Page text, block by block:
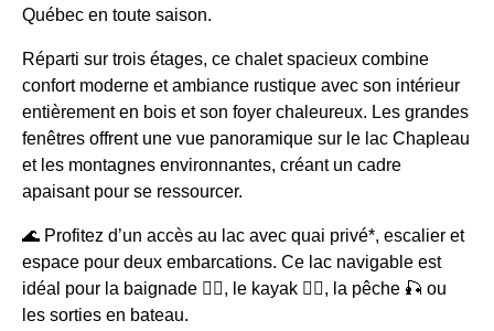
Québec en toute saison.
Réparti sur trois étages, ce chalet spacieux combine
confort moderne et ambiance rustique avec son intérieur
entièrement en bois et son foyer chaleureux. Les grandes
fenêtres offrent une vue panoramique sur le lac Chapleau
et les montagnes environnantes, créant un cadre
apaisant pour se ressourcer.
🌊 Profitez d’un accès au lac avec quai privé*, escalier et
espace pour deux embarcations. Ce lac navigable est
idéal pour la baignade 🏊‍♂️, le kayak 🚣‍♀️, la pêche 🎣 ou
les sorties en bateau.